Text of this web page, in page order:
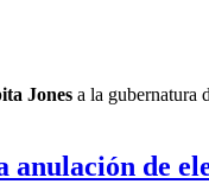
Jones a la gubernatura
de